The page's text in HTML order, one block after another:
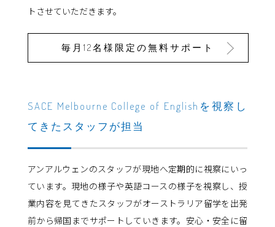
トさせていただきます。
毎月12名様限定の無料サポート
SACE Melbourne College of Englishを視察し
てきたスタッフが担当
アンアルウェンのスタッフが現地へ定期的に視察にいっ
ています。現地の様子や英語コースの様子を視察し、授
業内容を見てきたスタッフがオーストラリア留学を出発
前から帰国までサポートしていきます。安心・安全に留